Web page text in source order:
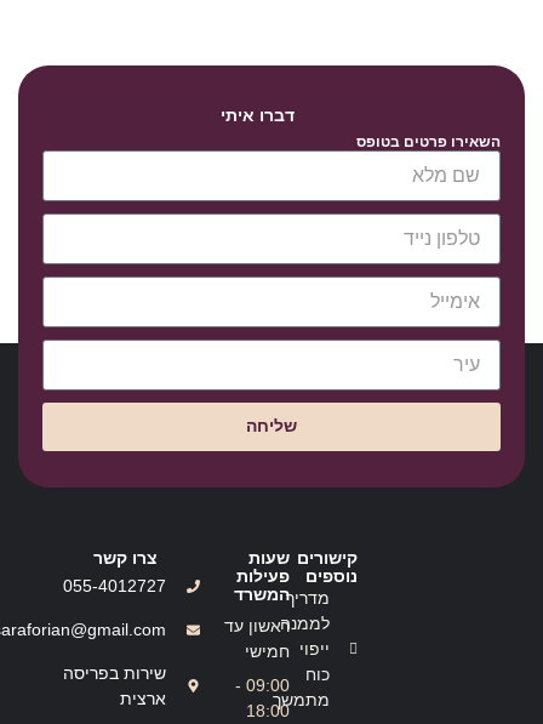
דברו איתי
השאירו פרטים בטופס
שליחה
קישורים
נוספים
מדריך
לממנה
ייפוי
כוח
מתמשך
שעות
פעילות
המשרד
ראשון עד
חמישי
09:00 -
18:00
צרו קשר
055-4012727
שירות בפריסה
ארצית